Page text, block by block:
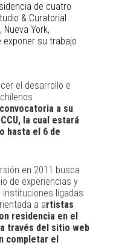
de cuatro
& Curatorial
Nueva York,
exponer su trabajo
el desarrollo e
a su
la cual estará
hasta el 6 de
en 2011 busca
de experiencias y
ligadas
a artistas
residencia en el
través del sitio web
completar el